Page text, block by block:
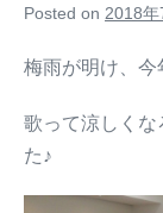
Posted on 2018年
梅雨が明け、今
歌って涼しくな
た♪